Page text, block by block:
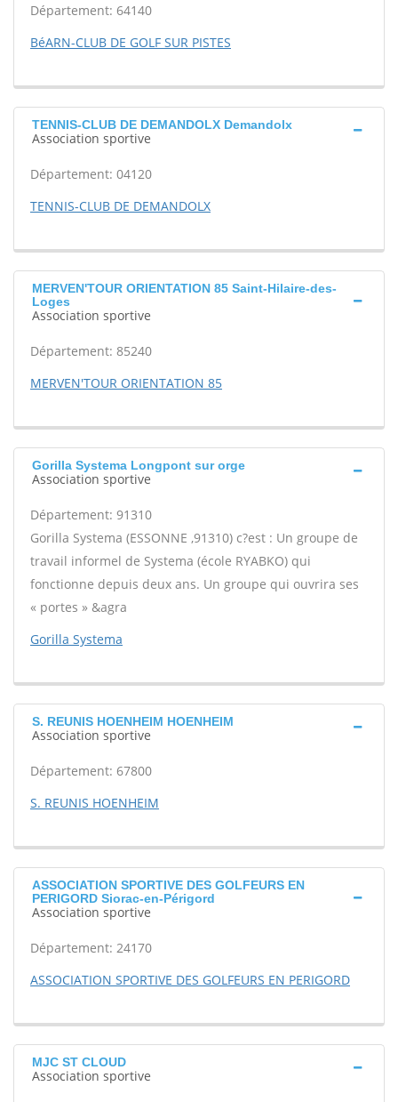
Département: 64140
BéARN-CLUB DE GOLF SUR PISTES
TENNIS-CLUB DE DEMANDOLX Demandolx
Association sportive
Département: 04120
TENNIS-CLUB DE DEMANDOLX
MERVEN'TOUR ORIENTATION 85 Saint-Hilaire-des-
Loges
Association sportive
Département: 85240
MERVEN'TOUR ORIENTATION 85
Gorilla Systema Longpont sur orge
Association sportive
Département: 91310
Gorilla Systema (ESSONNE ,91310) c?est : Un groupe de
travail informel de Systema (école RYABKO) qui
fonctionne depuis deux ans. Un groupe qui ouvrira ses
« portes » &agra
Gorilla Systema
S. REUNIS HOENHEIM HOENHEIM
Association sportive
Département: 67800
S. REUNIS HOENHEIM
ASSOCIATION SPORTIVE DES GOLFEURS EN
PERIGORD Siorac-en-Périgord
Association sportive
Département: 24170
ASSOCIATION SPORTIVE DES GOLFEURS EN PERIGORD
MJC ST CLOUD
Association sportive